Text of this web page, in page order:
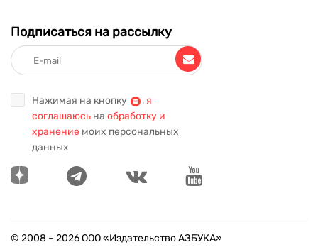
Подписаться на рассылку
Нажимая на кнопку , я
соглашаюсь на обработку и
хранение моих персональных
данных
© 2008 – 2026ООО «Издательство АЗБУКА»